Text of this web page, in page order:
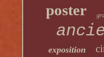
poster
exposition